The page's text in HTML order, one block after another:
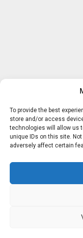
To provide the best
store and/or access
technologies will allow us
unique IDs on this site.
adversely affect certain